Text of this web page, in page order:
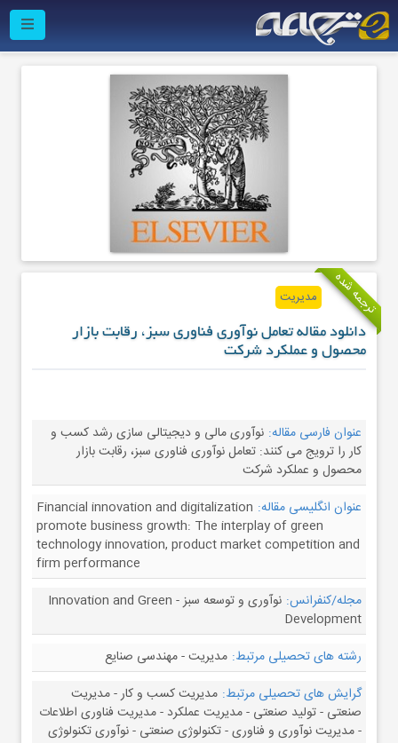
ترجمه شده مدیریت
دانلود مقاله تعامل نوآوری فناوری سبز، رقابت بازار
محصول و عملکرد شرکت
عنوان فارسی مقاله: نوآوری مالی و دیجیتالی سازی رشد کسب و
کار را ترویج می کنند: تعامل نوآوری فناوری سبز، رقابت بازار
محصول و عملکرد شرکت
عنوان انگلیسی مقاله: Financial innovation and digitalization
promote business growth: The interplay of green
technology innovation, product market competition and
firm performance
مجله/کنفرانس:
نوآوری و توسعه سبز - Innovation and Green
Development
رشته های تحصیلی مرتبط: مدیریت - مهندسی صنایع
گرایش های تحصیلی مرتبط: مدیریت کسب و کار - مدیریت
صنعتی - تولید صنعتی - مدیریت عملکرد - مدیریت فناوری اطلاعات
- مدیریت نوآوری و فناوری - تکنولوژی صنعتی - نوآوری تکنولوژی